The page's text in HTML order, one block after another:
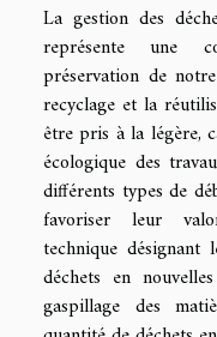
La gestion des
représente une
préservation de
recyclage et la
être pris à la légère,
écologique des
différents types de
favoriser leur
technique désignant
déchets en
gaspillage des